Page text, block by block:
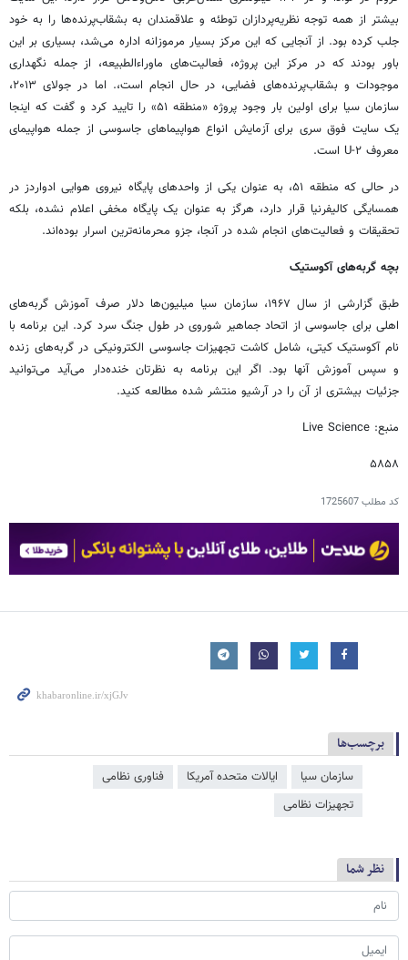
بیشتر از همه توجه نظریه‌پردازان توطئه و علاقمندان به بشقاب‌پرنده‌ها را به خود
جلب کرده بود. از آنجایی که این مرکز بسیار مرموزانه اداره می‌شد، بسیاری بر این
باور بودند که در مرکز این پروژه، فعالیت‌های ماوراء‌الطبیعه، از جمله نگهداری
موجودات و بشقاب‌پرنده‌های فضایی، در حال انجام است،. اما در جولای ۲۰۱۳،
سازمان سیا برای اولین بار وجود پروژه «منطقه ۵۱» را تایید کرد و گفت که اینجا
یک سایت فوق سری برای آزمایش انواع هواپیماهای جاسوسی از جمله هواپیمای
معروف U-۲ است.
در حالی که منطقه ۵۱، به عنوان یکی از واحدهای پایگاه نیروی هوایی ادواردز در
همسایگی کالیفرنیا قرار دارد، هرگز به عنوان یک پایگاه مخفی اعلام نشده، بلکه
تحقیقات و فعالیت‌های انجام شده در آنجا، جزو محرمانه‌ترین اسرار بوده‌اند.
بچه گربه‌های آکوستیک
طبق گزارشی از سال ۱۹۶۷، سازمان سیا میلیون‌ها دلار صرف آموزش گربه‌های
اهلی برای جاسوسی از اتحاد جماهیر شوروی در طول جنگ سرد کرد. این برنامه با
نام آکوستیک کیتی، شامل کاشت تجهیزات جاسوسی الکترونیکی در گربه‌های زنده
و سپس آموزش آنها بود. اگر این برنامه به نظرتان خنده‌دار می‌آید می‌توانید
جزئیات بیشتری از آن را در آرشیو منتشر شده مطالعه کنید.
منبع: Live Science
۵۸۵۸
کد مطلب1725607
برچسب‌ها
سازمان سیا ایالات متحده آمریکا
فناوری نظامی
تجهیزات نظامی
نظر شما